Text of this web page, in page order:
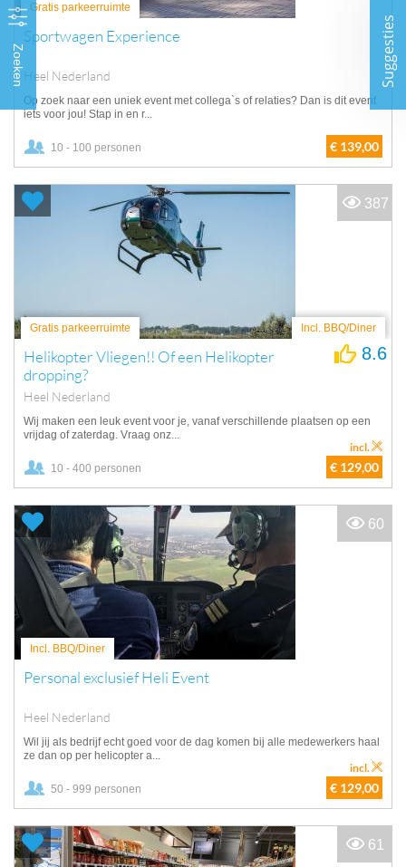
Zoeken
Gratis parkeerruimte
Sportwagen Experience
Heel Nederland
Op zoek naar een uniek event met collega`s of relaties? Dan is dit event
iets voor jou! Stap in en r...
10 - 100 personen € 139,00
Gratis parkeerruimte Incl. BBQ/Diner
Helikopter Vliegen!! Of een Helikopter
dropping?
Heel Nederland
8.6
Wij maken een leuk event voor je, vanaf verschillende plaatsen op een
vrijdag of zaterdag. Vraag onz...
10 - 400 personen € 129,00
incl.
387
Incl. BBQ/Diner
Personal exclusief Heli Event
Heel Nederland
Wil jij als bedrijf echt goed voor de dag komen bij alle medewerkers haal
ze dan op per helicopter a...
50 - 999 personen € 129,00
incl.
60
61
Suggesties